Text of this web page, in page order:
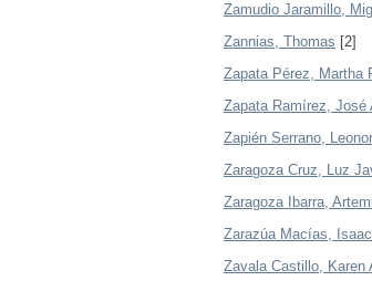
Zamudio Jaramillo,
Zannias, Thomas [2]
Zapata Pérez, Martha
Zapata Ramírez, José
Zapién Serrano, Leonor
Zaragoza Cruz, Luz
Zaragoza Ibarra,
Zarazúa Macías, Isaac
Zavala Castillo, Karen